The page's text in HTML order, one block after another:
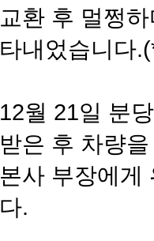
교환 후 멀쩡
타내었습니다
12월 21일 분
받은 후 차량
본사 부장에게
다.